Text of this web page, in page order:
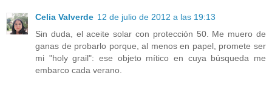
Celia Valverde 12 de julio de 2012 a las 19:13
Sin duda, el aceite solar con protección 50. Me muero de
ganas de probarlo porque, al menos en papel, promete ser
mi "holy grail": ese objeto mítico en cuya búsqueda me
embarco cada verano.